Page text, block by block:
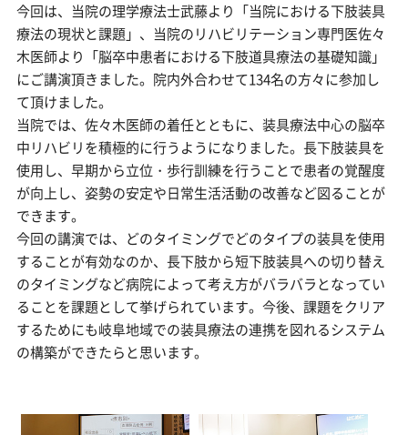
今回は、当院の理学療法士武藤より「当院における下肢装具
療法の現状と課題」、当院のリハビリテーション専門医佐々
木医師より「脳卒中患者における下肢道具療法の基礎知識」
にご講演頂きました。院内外合わせて134名の方々に参加し
て頂けました。
当院では、佐々木医師の着任とともに、装具療法中心の脳卒
中リハビリを積極的に行うようになりました。長下肢装具を
使用し、早期から立位・歩行訓練を行うことで患者の覚醒度
が向上し、姿勢の安定や日常生活活動の改善など図ることが
できます。
今回の講演では、どのタイミングでどのタイプの装具を使用
することが有効なのか、長下肢から短下肢装具への切り替え
のタイミングなど病院によって考え方がバラバラとなってい
ることを課題として挙げられています。今後、課題をクリア
するためにも岐阜地域での装具療法の連携を図れるシステム
の構築ができたらと思います。